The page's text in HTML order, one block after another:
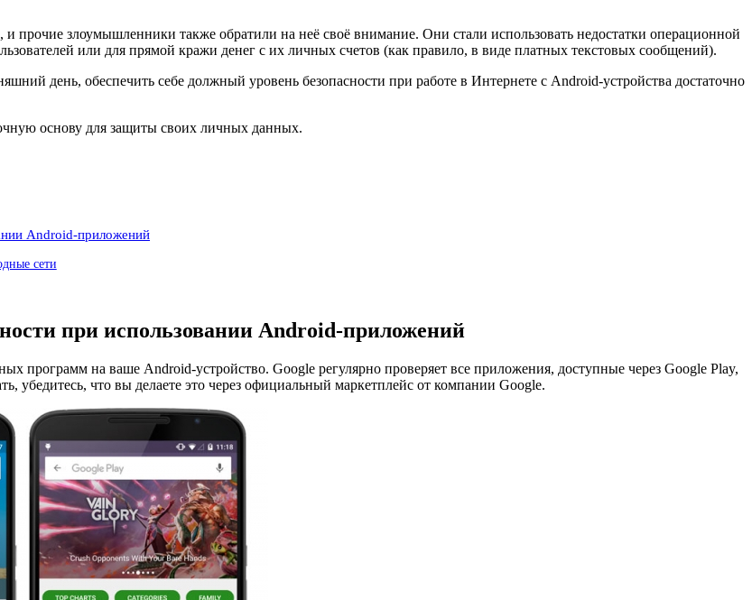
прочие злоумышленники также обратили на неё своё внимание. Они стали использовать недостатки операционной
или для прямой кражи денег с их личных счетов (как правило, в виде платных текстовых сообщений).
день, обеспечить себе должный уровень безопасности при работе в Интернете с Android-устройства достаточно
основу для защиты своих личных данных.
Android-приложений
сети
при использовании Android-приложений
программ на ваше Android-устройство. Google регулярно проверяет все приложения, доступные через Google Play,
убедитесь, что вы делаете это через официальный маркетплейс от компании Google.